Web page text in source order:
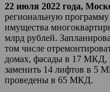
22 июля 2022 года,
региональную
имущества
млрд рублей.
том числе
домах, фасады в 17 МКД,
заменить 14 лифтов в 5
проведены в 65 МКД.